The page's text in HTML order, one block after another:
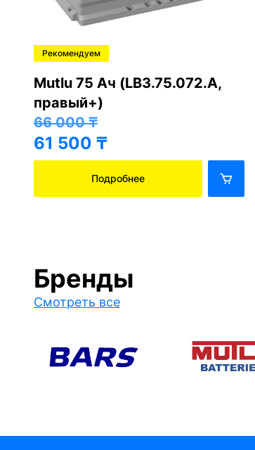
Рекомендуем
Mutlu 75 Ач (LB3.75.072.A,
правый+)
66 000₸
61 500 ₸
Подробнее
Бренды
Смотреть все